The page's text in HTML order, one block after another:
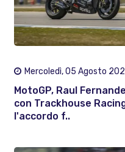
Mercoledì, 05 Agosto
MotoGP, Raul
con Trackhouse
l'accordo f..